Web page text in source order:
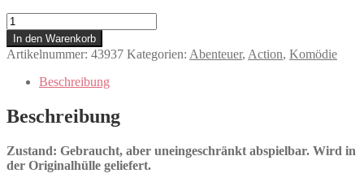
Ein
Minecraft
Film
Menge
In den Warenkorb
Artikelnummer: 43937 Kategorien: Abenteuer, Action, Komödie
Beschreibung
Beschreibung
Zustand: Gebraucht, aber uneingeschränkt abspielbar. Wird in
der Originalhülle geliefert.